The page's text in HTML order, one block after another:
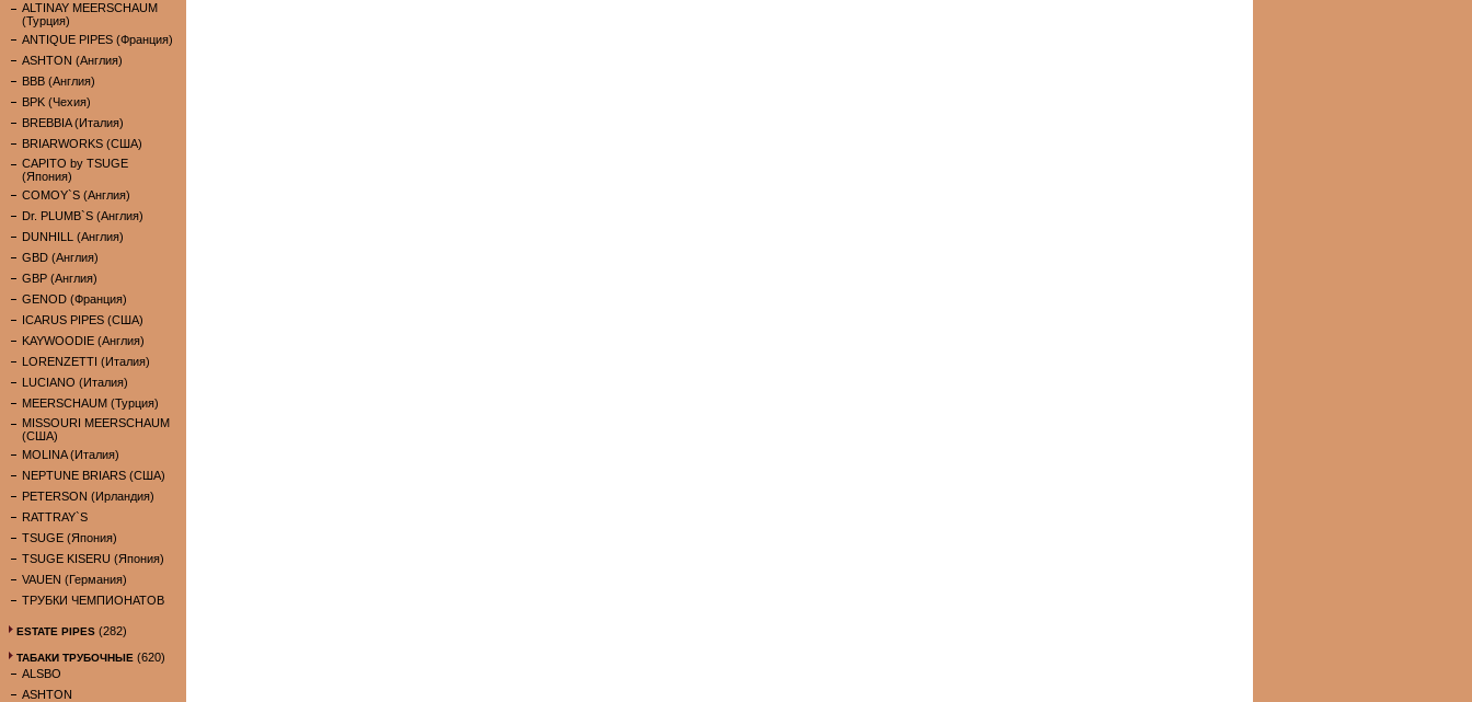
ALTINAY MEERSCHAUM
(Турция)
ANTIQUE PIPES (Франция)
ASHTON (Англия)
BBB (Англия)
BPK (Чехия)
BREBBIA (Италия)
BRIARWORKS (США)
CAPITO by TSUGE
(Япония)
COMOY`S (Англия)
Dr. PLUMB`S (Англия)
DUNHILL (Англия)
GBD (Англия)
GBP (Англия)
GENOD (Франция)
ICARUS PIPES (США)
KAYWOODIE (Англия)
LORENZETTI (Италия)
LUCIANO (Италия)
MEERSCHAUM (Турция)
MISSOURI MEERSCHAUM
(США)
MOLINA (Италия)
NEPTUNE BRIARS (США)
PETERSON (Ирландия)
RATTRAY`S
TSUGE (Япония)
TSUGE KISERU (Япония)
VAUEN (Германия)
ТРУБКИ ЧЕМПИОНАТОВ
ESTATE PIPES (282)
ТАБАКИ ТРУБОЧНЫЕ (620)
ALSBO
ASHTON